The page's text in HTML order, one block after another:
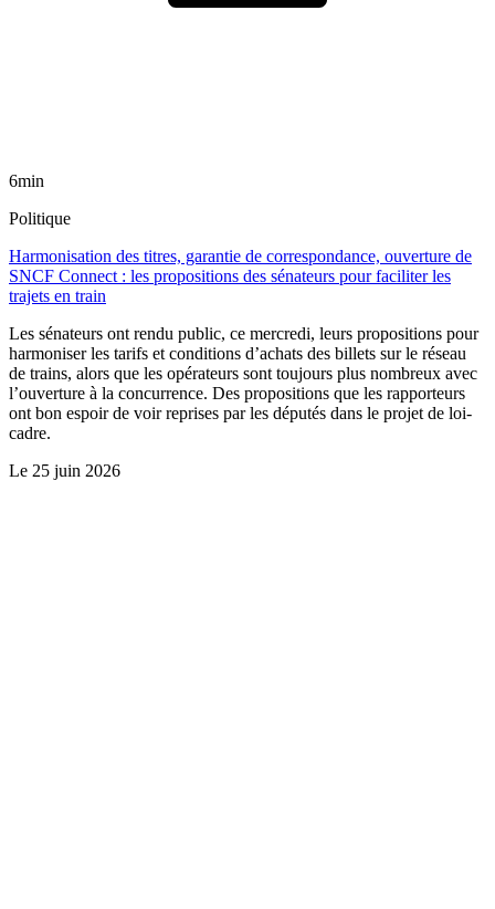
6min
Politique
Harmonisation des titres, garantie de correspondance, ouverture de
SNCF Connect : les propositions des sénateurs pour faciliter les
trajets en train
Les sénateurs ont rendu public, ce mercredi, leurs propositions pour
harmoniser les tarifs et conditions d’achats des billets sur le réseau
de trains, alors que les opérateurs sont toujours plus nombreux avec
l’ouverture à la concurrence. Des propositions que les rapporteurs
ont bon espoir de voir reprises par les députés dans le projet de loi-
cadre.
Le 25 juin 2026